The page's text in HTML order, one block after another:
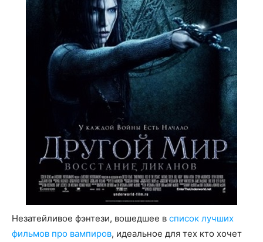
Незатейливое фэнтези, вошедшее в список лучших
фильмов про вампиров, идеальное для тех кто хочет